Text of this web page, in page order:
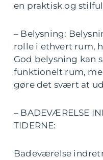
en praktisk og
– Belysning:
rolle i ethvert rum,
God belysning kan
funktionelt rum,
gøre det svært at
– BADEVÆRELSE
TIDERNE:
Badeværelse